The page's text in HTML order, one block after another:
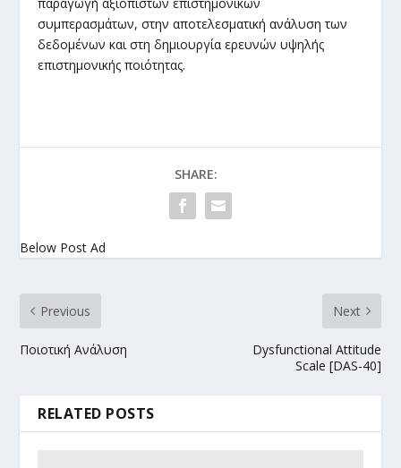
συμπερασμάτων, στην αποτελεσματική ανάλυση των
δεδομένων και στη δημιουργία ερευνών υψηλής
επιστημονικής ποιότητας.
SHARE:
Below Post Ad
Previous
Ποιοτική Ανάλυση
Next
Dysfunctional Attitude
Scale [DAS-40]
RELATED POSTS